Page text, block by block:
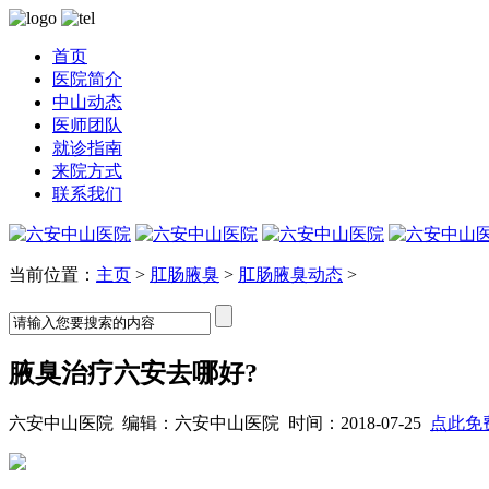
首页
医院简介
中山动态
医师团队
就诊指南
来院方式
联系我们
当前位置： 主页 > 肛肠腋臭 > 肛肠腋臭动态 >
腋臭治疗六安去哪好?
六安中山医院 编辑：六安中山医院 时间：2018-07-25 点此免